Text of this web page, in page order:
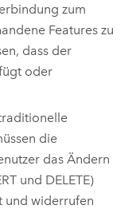
zum
Features zu
dass der
oder
die
das Ändern
und DELETE)
und widerrufen